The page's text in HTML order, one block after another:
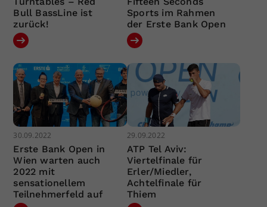
Bull BassLine ist
zurück!
Sports im Rahmen
der Erste Bank Open
30.09.2022
Erste Bank Open in
Wien warten auch
2022 mit
sensationellem
Teilnehmerfeld auf
29.09.2022
ATP Tel Aviv:
Viertelfinale für
Erler/Miedler,
Achtelfinale für
Thiem